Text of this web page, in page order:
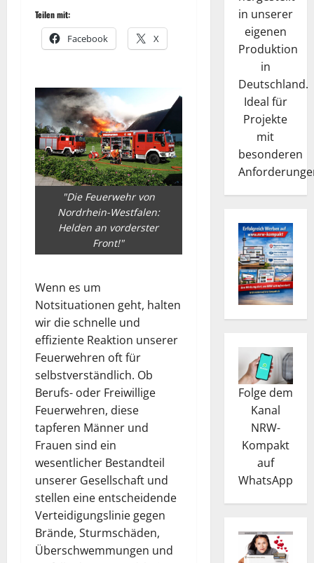
Teilen mit:
Facebook X
"Die Feuerwehr von
Nordrhein-Westfalen:
Helden an vorderster
Front!"
Wenn es um
Notsituationen geht, halten
wir die schnelle und
effiziente Reaktion unserer
Feuerwehren oft für
selbstverständlich. Ob
Berufs- oder Freiwillige
Feuerwehren, diese
tapferen Männer und
Frauen sind ein
wesentlicher Bestandteil
unserer Gesellschaft und
stellen eine entscheidende
Verteidigungslinie gegen
Brände, Sturmschäden,
Überschwemmungen und
in unserer
eigenen
Produktion
in
Deutschland.
Ideal für
Projekte
mit
besonderen
Folge dem
Kanal
NRW-
Kompakt
auf
WhatsApp